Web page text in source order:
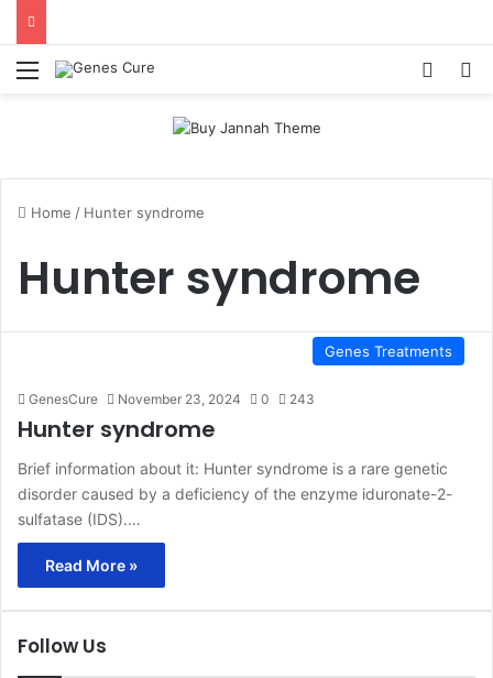
Menu Log In
Home / Hunter syndrome
Hunter syndrome
Genes Treatments
GenesCure November 23, 2024 0 243
Hunter syndrome
Brief information about it: Hunter syndrome is a rare genetic
disorder caused by a deficiency of the enzyme iduronate-2-
sulfatase (IDS).…
Read More »
Follow Us